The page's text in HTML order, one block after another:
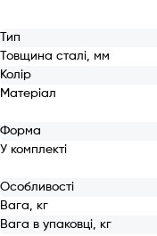
Тип
Товщина сталі, мм
Колір
Матеріал
Форма
У комплекті
Особливості
Вага, кг
Вага в упаковці, кг